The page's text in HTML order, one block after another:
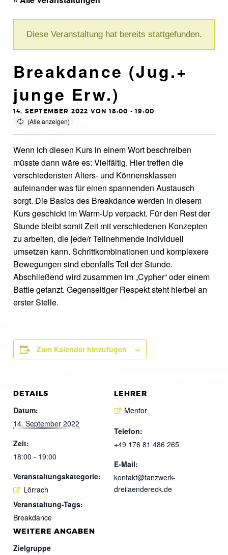
Diese Veranstaltung hat bereits stattgefunden.
Breakdance (Jug.+
junge Erw.)
14. SEPTEMBER 2022 VON 18:00 -19:00
Wenn ich diesen Kurs in einem Wort beschreiben
müsste dann wäre es: Vielfältig. Hier treffen die
verschiedensten Alters- und Könnensklassen
aufeinander was für einen spannenden Austausch
sorgt. Die Basics des Breakdance werden in diesem
Kurs geschickt im Warm-Up verpackt. Für den Rest der
Stunde bleibt somit Zeit mit verschiedenen Konzepten
zu arbeiten, die jede/r Teilnehmende individuell
umsetzen kann. Schrittkombinationen und komplexere
Bewegungen sind ebenfalls Teil der Stunde.
Abschließend wird zusammen im „Cypher“ oder einem
Battle getanzt. Gegenseitiger Respekt steht hierbei an
erster Stelle.
Zum Kalender hinzufügen
DETAILS
Datum:
14. September 2022
Zeit:
18:00 - 19:00
Veranstaltungskategorie:
Lörrach
Veranstaltung-Tags:
Breakdance
LEHRER
Mentor
Telefon:
+49 176 81 486 265
E-Mail:
kontakt@tanzwerk-
dreilaendereck.de
WEITERE ANGABEN
Zielgruppe